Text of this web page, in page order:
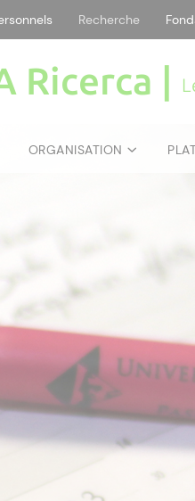
Recherche
Ricerca |
ORGANISATION